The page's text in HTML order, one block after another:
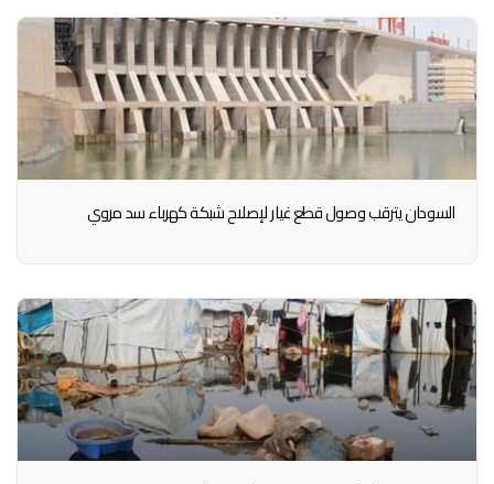
السودان يترقب وصول قطع غيار لإصلاح شبكة كهرباء سد مروي